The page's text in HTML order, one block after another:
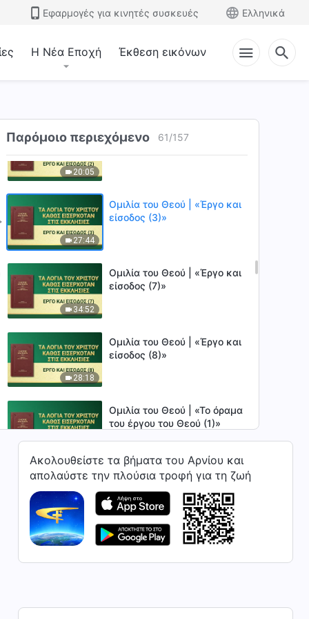
Εφαρμογές για κινητές συσκευές Ελληνικά
Η Νέα Εποχή Έκθεση εικόνων
Παρόμοιο περιεχόμενο 61/157
έχετε μια αμετάβλητη
20:05
Ομιλία του Θεού | «Έργο και
είσοδος (2)»
27:44
Ομιλία του Θεού | «Έργο και
είσοδος (3)»
34:52
Ομιλία του Θεού | «Έργο και
είσοδος (7)»
28:18
Ομιλία του Θεού | «Έργο και
είσοδος (8)»
Ομιλία του Θεού | «Το όραμα
του έργου του Θεού (1)»
35:12
Ομιλία του Θεού | «Το όραμα
του έργου του Θεού (2)»
Ομιλία του Θεού | «Το όραμα
του έργου του Θεού (3)»
Ακολουθείστε τα βήματα του Αρνίου και
απολαύστε την πλούσια τροφή για τη ζωή